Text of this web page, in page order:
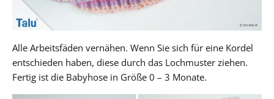
Alle Arbeitsfäden vernähen. Wenn Sie sich für eine Kordel
entschieden haben, diese durch das Lochmuster ziehen.
Fertig ist die Babyhose in Größe 0 – 3 Monate.